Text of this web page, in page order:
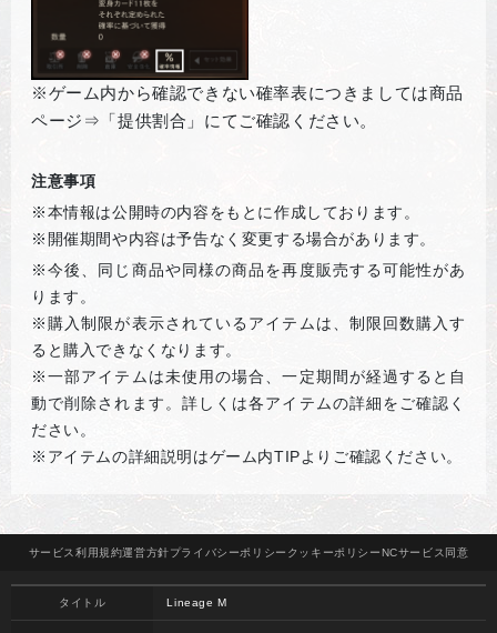
※ゲーム内から確認できない確率表につきましては商品
ページ⇒「提供割合」にてご確認ください。
注意事項
※本情報は公開時の内容をもとに作成しております。
※開催期間や内容は予告なく変更する場合があります。
※今後、同じ商品や同様の商品を再度販売する可能性があ
ります。
※購入制限が表示されているアイテムは、制限回数購入す
ると購入できなくなります。
※一部アイテムは未使用の場合、一定期間が経過すると自
動で削除されます。詳しくは各アイテムの詳細をご確認く
ださい。
※アイテムの詳細説明はゲーム内TIPよりご確認ください。
サービス 利用規約運営方針プライバシーポリシー クッキーポリシーNCサービス 同意
タイトル Lineage M